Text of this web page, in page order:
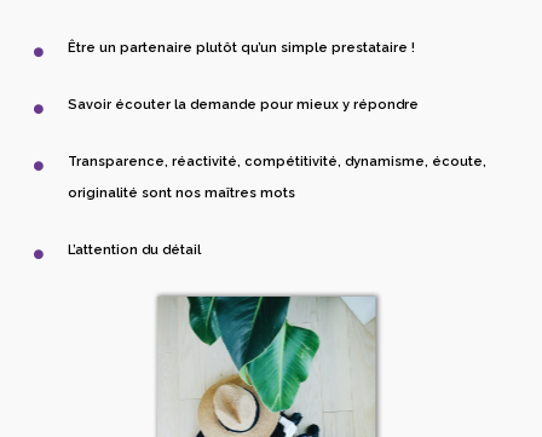
Être un partenaire plutôt qu’un simple prestataire !
Savoir écouter la demande pour mieux y répondre
Transparence, réactivité, compétitivité, dynamisme, écoute,
originalité sont nos maîtres mots
L’attention du détail